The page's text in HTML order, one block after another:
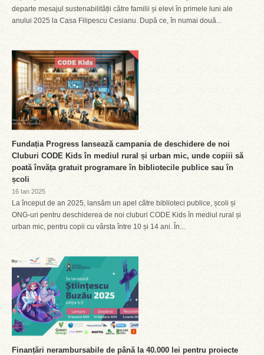
departe mesajul sustenabilității către familii și elevi în primele luni ale
anului 2025 la Casa Filipescu Cesianu. După ce, în numai două...
Fundația Progress lansează campania de deschidere de noi
Cluburi CODE Kids în mediul rural și urban mic, unde copiii să
poată învăța gratuit programare în bibliotecile publice sau în
școli
16 Ian 2025
La început de an 2025, lansăm un apel către biblioteci publice, școli și
ONG-uri pentru deschiderea de noi cluburi CODE Kids în mediul rural și
urban mic, pentru copii cu vârsta între 10 și 14 ani. În...
Finanțări nerambursabile de până la 40.000 lei pentru proiecte